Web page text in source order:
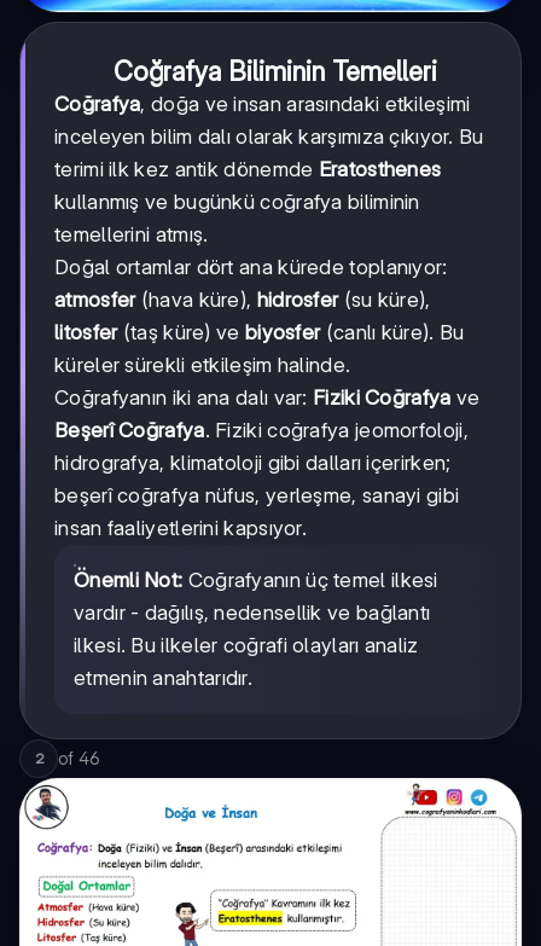
Coğrafya Biliminin Temelleri
Coğrafya, doğa ve insan arasındaki etkileşimi
inceleyen bilim dalı olarak karşımıza çıkıyor. Bu
terimi ilk kez antik dönemde Eratosthenes
kullanmış ve bugünkü coğrafya biliminin
temellerini atmış.
Doğal ortamlar dört ana kürede toplanıyor:
atmosfer(hava küre), hidrosfer(su küre),
litosfer(taş küre) ve biyosfer(canlı küre). Bu
küreler sürekli etkileşim halinde.
Coğrafyanın iki ana dalı var: Fiziki Coğrafya ve
Beşerî Coğrafya. Fiziki coğrafya jeomorfoloji,
hidrografya, klimatoloji gibi dalları içerirken;
beşerî coğrafya nüfus, yerleşme, sanayi gibi
insan faaliyetlerini kapsıyor.
Önemli Not: Coğrafyanın üç temel ilkesi
vardır - dağılış, nedensellik ve bağlantı
ilkesi. Bu ilkeler coğrafi olayları analiz
etmenin anahtarıdır.
2 of 46